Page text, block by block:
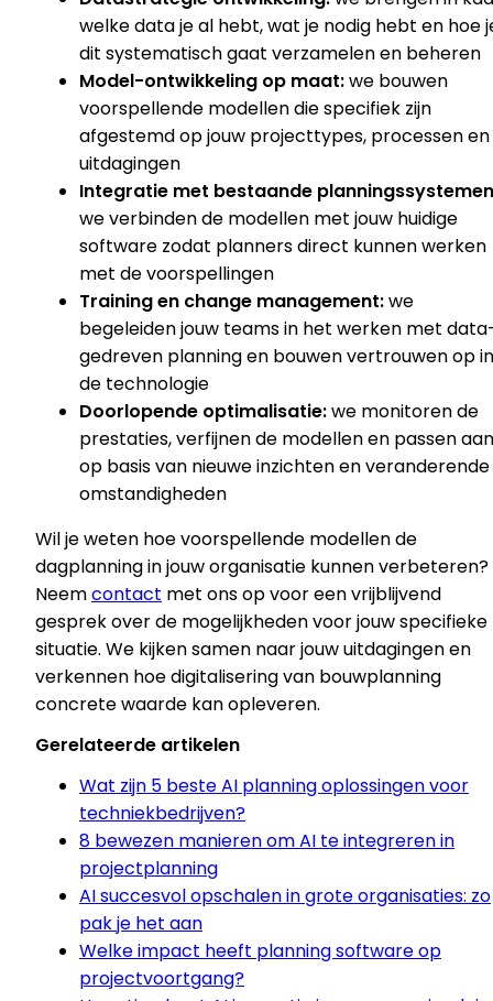
welke data je al hebt, wat je nodig hebt en hoe
dit systematisch gaat verzamelen en beheren
Model-ontwikkeling op maat:we bouwen
voorspellende modellen die specifiek zijn
afgestemd op jouw projecttypes, processen en
uitdagingen
Integratie met bestaande
we verbinden de modellen met jouw huidige
software zodat planners direct kunnen werken
met de voorspellingen
Training en change management:we
begeleiden jouw teams in het werken met
gedreven planning en bouwen vertrouwen op in
de technologie
Doorlopende optimalisatie:we monitoren de
prestaties, verfijnen de modellen en passen aan
op basis van nieuwe inzichten en veranderende
omstandigheden
Wil je weten hoe voorspellende modellen de
dagplanning in jouw organisatie kunnen verbeteren?
Neemcontact met ons op voor een vrijblijvend
gesprek over de mogelijkheden voor jouw specifieke
situatie. We kijken samen naar jouw uitdagingen en
verkennen hoe digitalisering van bouwplanning
concrete waarde kan opleveren.
Gerelateerde artikelen
Wat zijn 5 beste AI planning oplossingen voor
techniekbedrijven?
8 bewezen manieren om AI te integreren in
projectplanning
AI succesvol opschalen in grote organisaties: zo
pak je het aan
Welke impact heeft planning software op
projectvoortgang?